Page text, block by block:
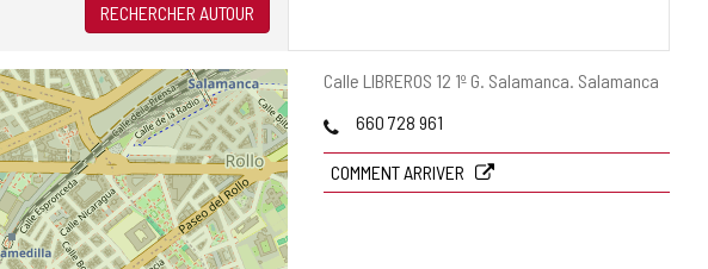
Adresse
Calle LIBREROS 12 1º G. Salamanca. Salamanca
Téléphones
660 728 961
COMMENT ARRIVER
RECHERCHER AUTOUR